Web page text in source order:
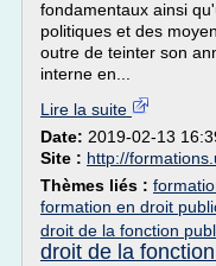
fondamentaux ainsi
politiques et des
outre de teinter son
interne en...
Lire la suite
Date: 2019-02-13
Site : http://
Thèmes liés :
formation en droit
droit de la fonction
droit de la